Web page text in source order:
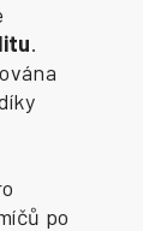
.
po